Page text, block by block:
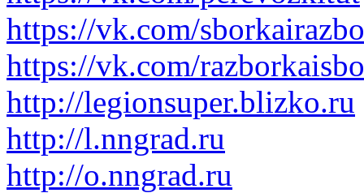
https://vk.com/
https://vk.com/
http://legionsuper.blizko.ru
http://l.nngrad.ru
http://o.nngrad.ru